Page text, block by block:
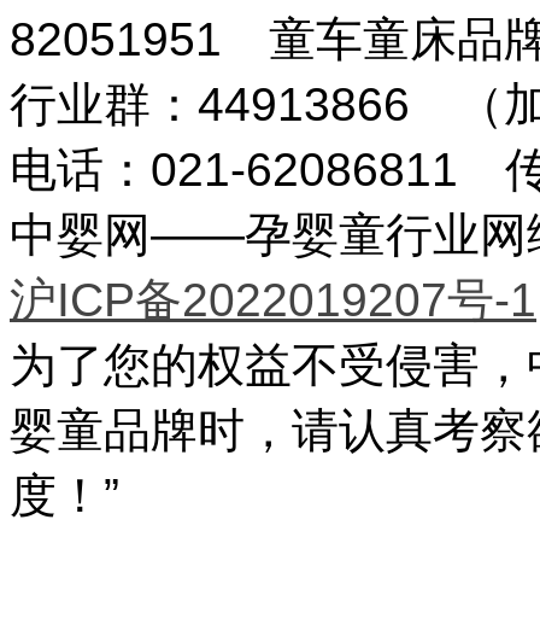
82051951 童车童床品
行业群：44913866 （
电话：021-62086811
中婴网——孕婴童行业
沪ICP备2022019207号-1
为了您的权益不受侵害
婴童品牌时，请认真考
度！”